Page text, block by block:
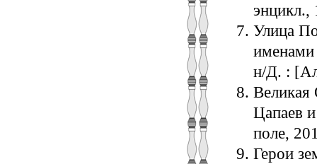
энцикл.,
Улица
именами
н/Д. :
Великая
Цапаев
поле,
Герои